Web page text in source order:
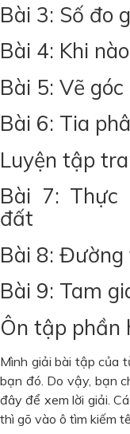
Bài 3: Số đo
Bài 4: Khi
Bài 5: Vẽ
Bài 6: Tia
Luyện tập
Bài 7: Thực
đất
Bài 8: Đường
Bài 9: Tam
Ôn tập phần
Mình giải bài tập của
bạn đó. Do vậy, bạn
đây để xem lời giải.
thì gõ vào ô tìm kiếm